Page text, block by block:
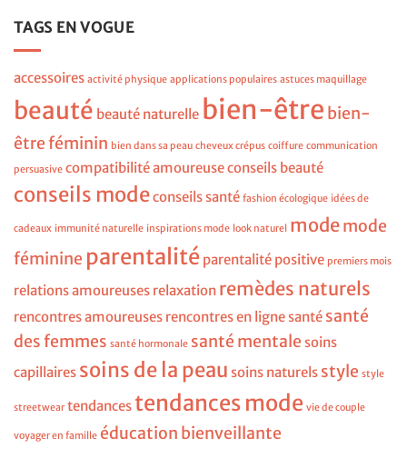
TAGS EN VOGUE
accessoires activité physique applications populaires astuces maquillage
beauté beauté naturelle bien-être bien-
être féminin bien dans sa peau cheveux crépus coiffure communication
persuasive compatibilité amoureuseconseils beauté
conseils modeconseils santé fashion écologique idées de
cadeaux immunité naturelle inspirations mode look naturel modemode
féminine parentalité parentalité positive premiers mois
relations amoureuses relaxation remèdes naturels
rencontres amoureuses rencontres en ligne santé santé
des femmes santé hormonale santé mentale soins
capillaires soins de la peau soins naturels style style
streetwear tendances tendances mode vie de couple
voyager en famille éducation bienveillante